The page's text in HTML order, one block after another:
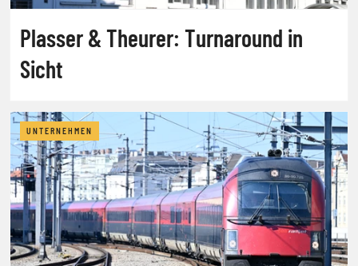
Plasser & Theurer: Turnaround in
Sicht
UNTERNEHMEN